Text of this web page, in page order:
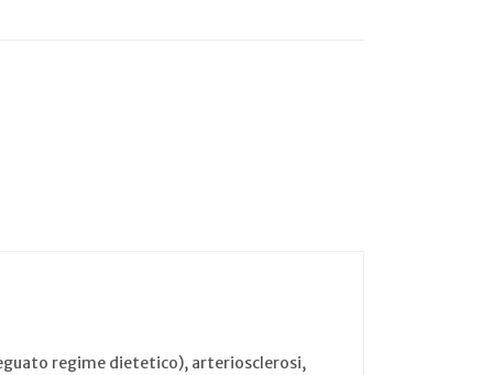
regime dietetico), arteriosclerosi,